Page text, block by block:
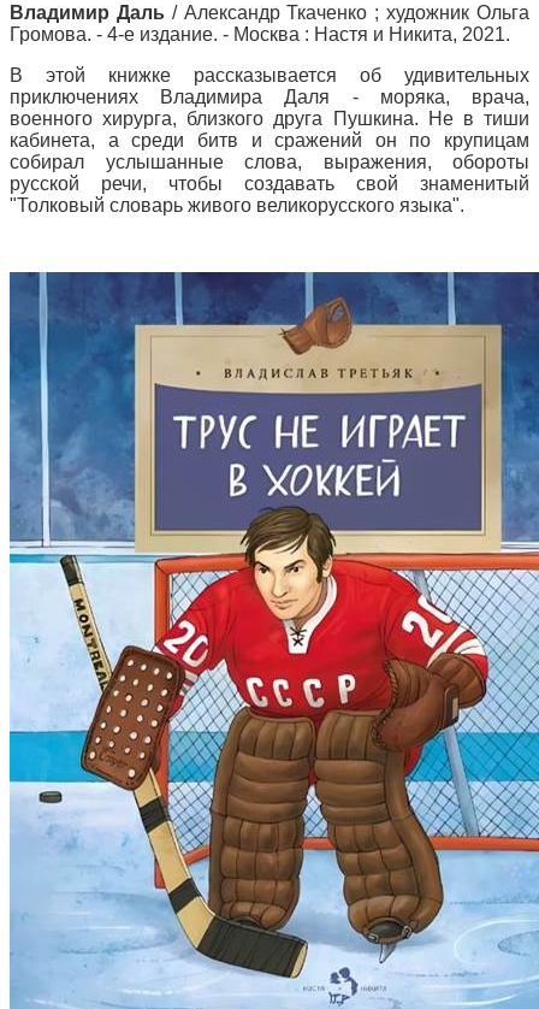
Владимир Даль/ Александр Ткаченко ; художник Ольга
Громова. - 4-е издание. - Москва : Настя и Никита, 2021.
В этой книжке рассказывается об удивительных
приключениях Владимира Даля - моряка, врача,
военного хирурга, близкого друга Пушкина. Не в тиши
кабинета, а среди битв и сражений он по крупицам
собирал услышанные слова, выражения, обороты
русской речи, чтобы создавать свой знаменитый
"Толковый словарь живого великорусского языка".